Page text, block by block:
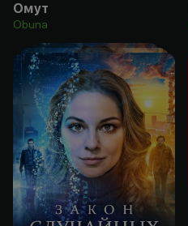
Омут
Obuna